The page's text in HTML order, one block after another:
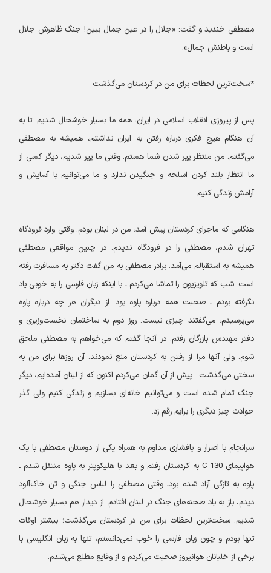
مصطفی خندید و گفت: «جلال را در عین جمال ببین! جنگ ظاهرش جلال
است و باطنش جمال».
*سخت‌ترین لحظات برای من در کردستان می‌گذشت
پس از پیروزی انقلاب اسلامی در ایران، همه ما بسیار خوشحال شدیم. تا به
آن هنگام هیچ فکری درباره رفتن به ایران نداشتم، همیشه به مصطفی
می‌گفتم: من منتظر پیر شدن شما هستم. وقتی ما پیر شدیم، دیگر کسی از
ما انتظار بلند کردن اسلحه و جنگیدن ندارد و ما می‌توانیم با آسایش و
آرامش زندگی کنیم.
هنگامی که ماجرای کردستان پیش آمد، من در لبنان بودم. وقتی وارد فرودگاه
تهران شدم، مصطفی را در فرودگاه ندیدم. در چنین مواقعی مصطفی
همیشه به استقبالم می‌آمد. برادر مصطفی به من گفت دکتر به مسافرت رفته
است. شب که تلویزیون را تماشا می‌کردم ـ با اینکه زبان فارسی را به خوبی یاد
نگرفته بودم ـ صحبت همه درباره پاوه بود. از دیگران هر چه درباره پاوه
می‌پرسیدم، می‌گفتند چیزی نیست. روز دوم به ساختمان نخست‌وزیری و
دفتر مهندس بازرگان رفتم. در آنجا گفتم که می‌خواهم به مصطفی ملحق
شوم. ولی آنها مرا از رفتن به کردستان منع نمودند. آن روزها برای من به
سختی می‌گذشت . پیش از آن گمان می‌کردم اکنون که از لبنان آمده‌ایم، دیگر
جنگ تمام شده است و می‌توانیم خانه‌ای بسازیم و زندگی کنیم ولی گذر
حوادث چیز دیگری را برایم رقم زد.
سرانجام با اصرار و پافشاری مداوم به همراه یکی از دوستان مصطفی با یک
هواپیمای C-130 به کردستان رفتم و بعد با هلیکوپتر به پاوه منتقل شدم ـ
پاوه به تازگی آزاد شده بود‌ـ وقتی مصطفی را لباس جنگی و تن خاک‌آلود
دیدم، باز به یاد صحنه‌های جنگ در لبنان افتادم. از دیدار هم بسیار خوشحال
شدیم. سخت‌ترین لحظات برای من در کردستان می‌گذشت؛ بیشتر اوقات
تنها بودم و چون زبان فارسی را خوب نمی‌دانستم، تنها به زبان انگلیسی با
برخی از خلبانان هوانیروز صحبت می‌کردم و از وقایع مطلع می‌شدم.